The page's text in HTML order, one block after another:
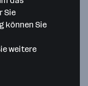
Sie
können Sie
weitere